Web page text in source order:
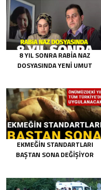
8 YIL SONRA RABIA NAZ
DOSYASINDA YENI UMUT
EKMEĞIN STANDARTLARI
BAŞTAN SONA DEĞIŞIYOR